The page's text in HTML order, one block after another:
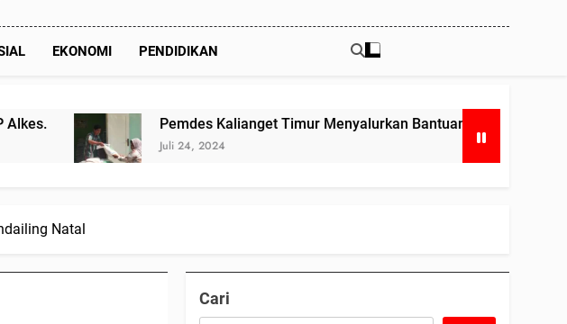
EKONOMI PENDIDIKAN
Pemdes Kalianget Timur Menyalurkan Bantuan Beras Bapang (Bantuan
Juli 24, 2024
Natal
Cari